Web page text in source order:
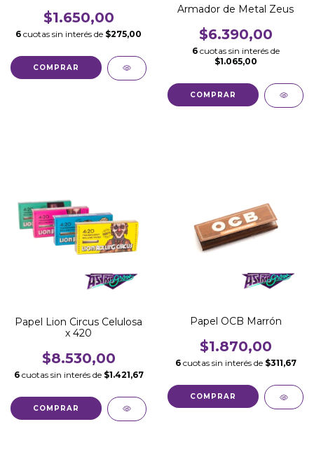
$1.650,00
6 cuotas sin interés de $275,00
Armador de Metal Zeus
$6.390,00
6 cuotas sin interés de
$1.065,00
Papel Lion Circus Celulosa
x 420
$8.530,00
6 cuotas sin interés de $1.421,67
Papel OCB Marrón
$1.870,00
6 cuotas sin interés de $311,67